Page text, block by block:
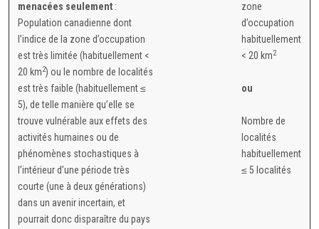
menacées seulement :
Population canadienne dont
l’indice de la zone d’occupation
est très limitée (habituellement <
20 km2) ou le nombre de localités
est très faible (habituellement ≤
5), de telle manière qu’elle se
trouve vulnérable aux effets des
activités humaines ou de
phénomènes stochastiques à
l’intérieur d’une période très
courte (une à deux générations)
dans un avenir incertain, et
pourrait donc disparaître du pays
zone
d’occupation
habituellement
< 20 km2
ou
Nombre de
localités
habituellement
≤ 5 localités